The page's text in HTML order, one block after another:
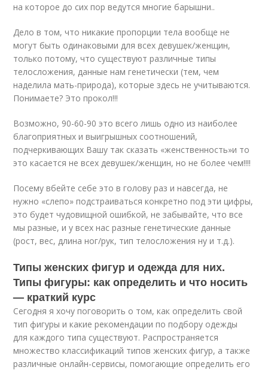
на которое до сих пор ведутся многие барышни..
Дело в том, что никакие пропорции тела вообще не
могут быть одинаковыми для всех девушек/женщин,
только потому, что существуют различные типы
телосложения, данные нам генетически (тем, чем
наделила мать-природа), которые здесь не учитываются.
Понимаете? Это прокол!!!
Возможно, 90-60-90 это всего лишь одно из наиболее
благоприятных и выигрышных соотношений,
подчеркивающих Вашу так сказать «женственность»и то
это касается не всех девушек/женщин, но не более чем!!!!
Посему вбейте себе это в голову раз и навсегда, не
нужно «слепо» подстраиваться конкретно под эти цифры,
это будет чудовищной ошибкой, не забывайте, что все
мы разные, и у всех нас разные генетические данные
(рост, вес, длина ног/рук, тип телосложения ну и т.д.).
Типы женских фигур и одежда для них.
Типы фигуры: как определить и что носить
— краткий курс
Сегодня я хочу поговорить о том, как определить свой
тип фигуры и какие рекомендации по подбору одежды
для каждого типа существуют. Распространяется
множество классификаций типов женских фигур, а также
различные онлайн-сервисы, помогающие определить его